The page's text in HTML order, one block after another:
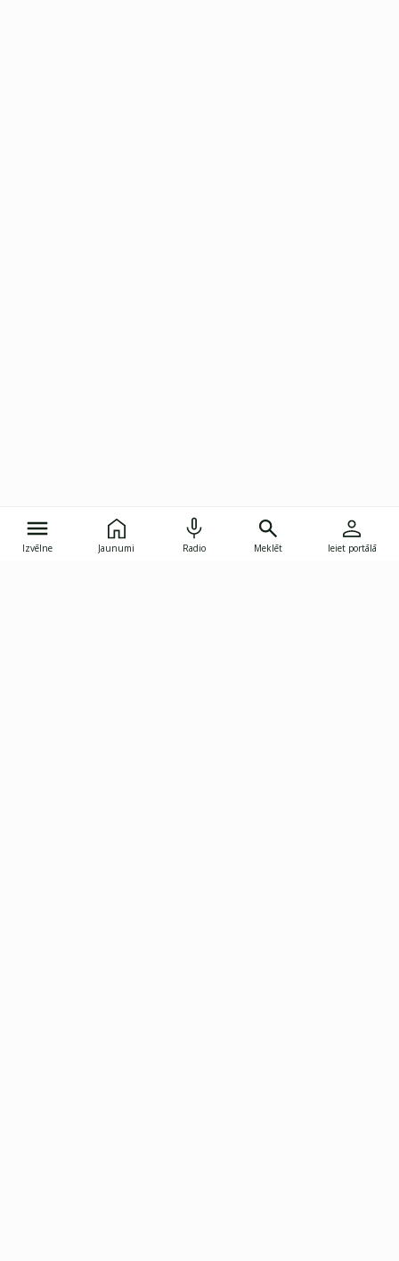
Izvēlne Jaunumi Radio Meklēt Ieiet portālā